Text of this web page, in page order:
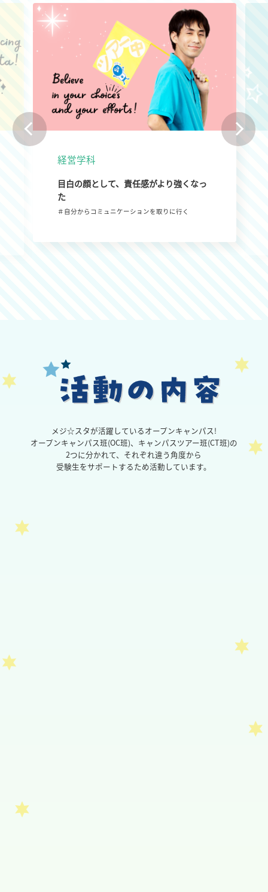
経営学科
目白の顔として、責任感がより強くなっ
た
＃自分からコミュニケーションを取りに行く
メジ☆スタが活躍しているオープンキャンパス!
オープンキャンパス班(OC班)、 キャンパスツアー班(CT班)の
2つに分かれて、 それぞれ違う角度から
受験生をサポートするため活動しています。